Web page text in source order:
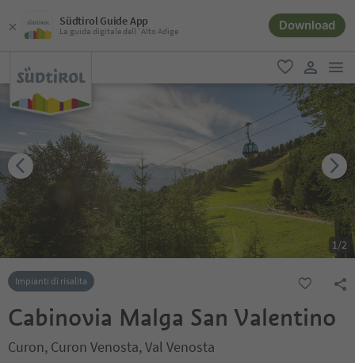
Südtirol Guide App
La guida digitale dell´Alto Adige Download
favoriti
user link
1/2
Impianti di risalita
Cabinovia Malga San Valentino
Curon, Curon Venosta, Val Venosta